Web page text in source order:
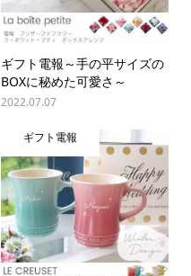
ギフト電報～手の平サイズの
BOXに秘めた可愛さ～
2022.07.07
ギフト電報